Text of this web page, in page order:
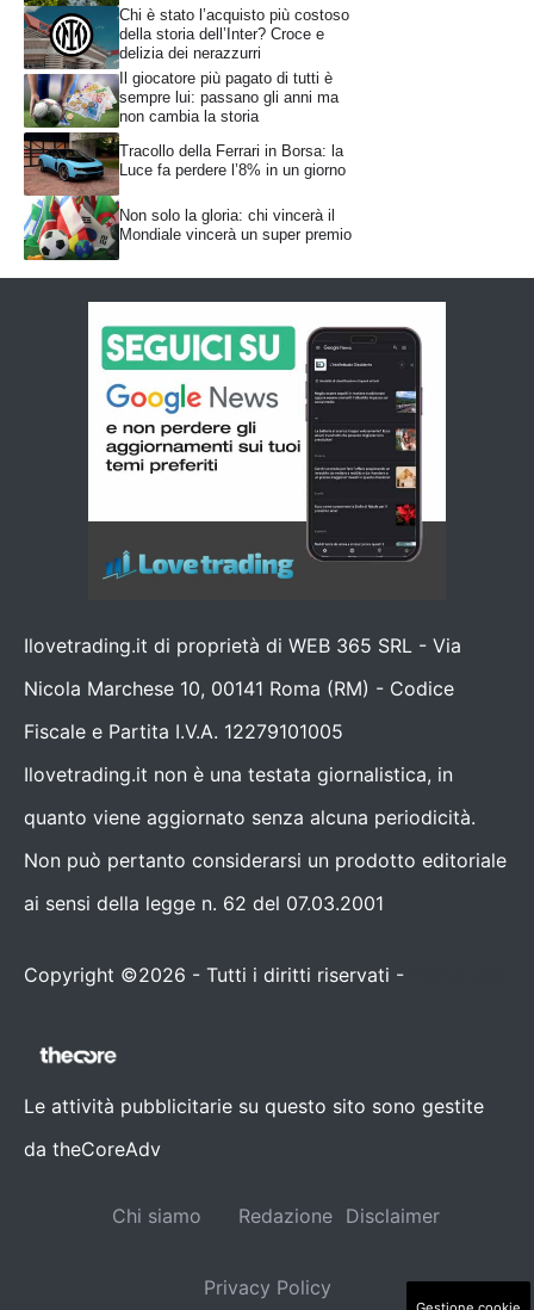
Chi è stato l’acquisto più costoso
della storia dell’Inter? Croce e
delizia dei nerazzurri
Il giocatore più pagato di tutti è
sempre lui: passano gli anni ma
non cambia la storia
Tracollo della Ferrari in Borsa: la
Luce fa perdere l’8% in un giorno
Non solo la gloria: chi vincerà il
Mondiale vincerà un super premio
Ilovetrading.it di proprietà di WEB 365 SRL - Via
Nicola Marchese 10, 00141 Roma (RM) - Codice
Fiscale e Partita I.V.A. 12279101005
Ilovetrading.it non è una testata giornalistica, in
quanto viene aggiornato senza alcuna periodicità.
Non può pertanto considerarsi un prodotto editoriale
ai sensi della legge n. 62 del 07.03.2001
Copyright ©2026 - Tutti i diritti riservati -
Le attività pubblicitarie su questo sito sono gestite
da theCoreAdv
Chi siamo Redazione Disclaimer
Privacy Policy